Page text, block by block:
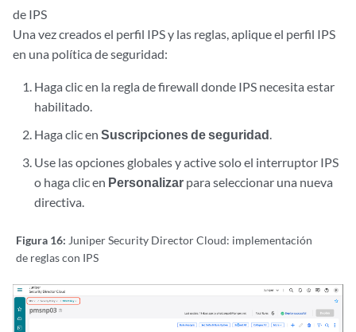
de IPS
Una vez creados el perfil IPS y las reglas, aplique el perfil IPS
en una política de seguridad:
Haga clic en la regla de firewall donde IPS necesita estar
habilitado.
Haga clic enSuscripciones de seguridad.
Use las opciones globales y active solo el interruptor IPS
o haga clic en Personalizar para seleccionar una nueva
directiva.
Figura 16: Juniper Security Director Cloud: implementación
de reglas con IPS